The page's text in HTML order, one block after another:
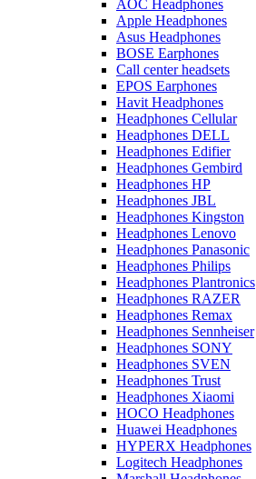
AOC Headphones
Apple Headphones
Asus Headphones
BOSE Earphones
Call center headsets
EPOS Earphones
Havit Headphones
Headphones Cellular
Headphones DELL
Headphones Edifier
Headphones Gembird
Headphones HP
Headphones JBL
Headphones Kingston
Headphones Lenovo
Headphones Panasonic
Headphones Philips
Headphones Plantronics
Headphones RAZER
Headphones Remax
Headphones Sennheiser
Headphones SONY
Headphones SVEN
Headphones Trust
Headphones Xiaomi
HOCO Headphones
Huawei Headphones
HYPERX Headphones
Logitech Headphones